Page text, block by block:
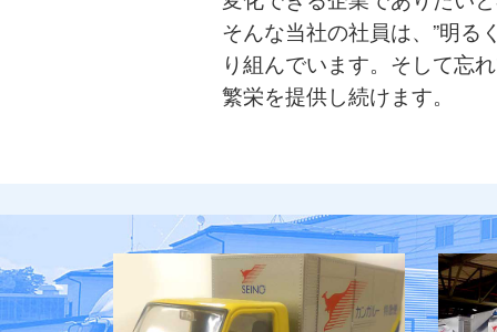
そんな当社の社員は、”明る
り組んでいます。そして忘
繁栄を提供し続けます。